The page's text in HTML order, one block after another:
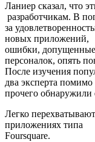
Ланиер сказал, что
разработчикам. В
за
новых приложений,
ошибки, допущенные
персоналок, опять
После изучения
два эксперта помимо
прочего обнаружили
Легко
приложениях типа
Foursquare.